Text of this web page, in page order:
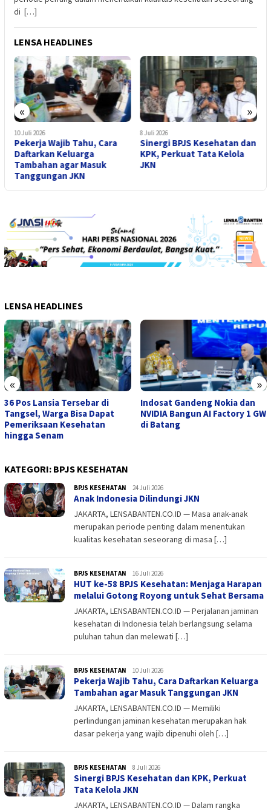
di […]
LENSA HEADLINES
« »
10 Juli 2026
Pekerja Wajib Tahu, Cara
Daftarkan Keluarga
Tambahan agar Masuk
Tanggungan JKN
8 Juli 2026
Sinergi BPJS Kesehatan dan
KPK, Perkuat Tata Kelola
JKN
LENSA HEADLINES
« »
36 Pos Lansia Tersebar di
Tangsel, Warga Bisa Dapat
Pemeriksaan Kesehatan
hingga Senam
Indosat Gandeng Nokia dan
NVIDIA Bangun AI Factory 1 GW
di Batang
KATEGORI: BPJS KESEHATAN
BPJS KESEHATAN admin
24 Juli 2026
Anak Indonesia Dilindungi JKN
JAKARTA, LENSABANTEN.CO.ID — Masa anak-anak
merupakan periode penting dalam menentukan
kualitas kesehatan seseorang di masa […]
BPJS KESEHATAN admin
16 Juli 2026
HUT ke-58 BPJS Kesehatan: Menjaga Harapan
melalui Gotong Royong untuk Sehat Bersama
JAKARTA, LENSABANTEN.CO.ID — Perjalanan jaminan
kesehatan di Indonesia telah berlangsung selama
puluhan tahun dan melewati […]
BPJS KESEHATAN admin
10 Juli 2026
Pekerja Wajib Tahu, Cara Daftarkan Keluarga
Tambahan agar Masuk Tanggungan JKN
JAKARTA, LENSABANTEN.CO.ID — Memiliki
perlindungan jaminan kesehatan merupakan hak
dasar pekerja yang wajib dipenuhi oleh […]
BPJS KESEHATAN admin
8 Juli 2026
Sinergi BPJS Kesehatan dan KPK, Perkuat
Tata Kelola JKN
JAKARTA, LENSABANTEN.CO.ID — Dalam rangka